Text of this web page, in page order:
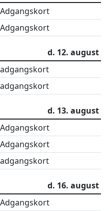
d. 12. august
d. 13. august
d. 16. august